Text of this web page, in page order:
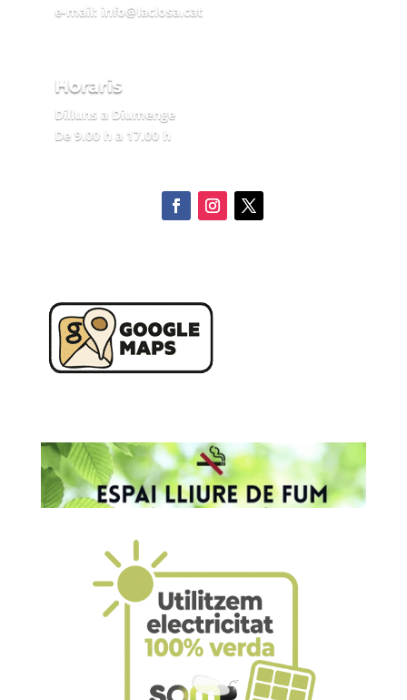
e-mail: info@laclosa.cat
Horaris
Dilluns a Diumenge
De 9.00 h a 17.00 h